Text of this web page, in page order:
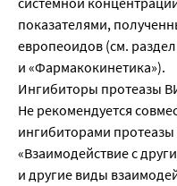
показателями,
европеоидов (см.
и «Фармакокинетика»).
Ингибиторы протеазы
Не рекомендуется
ингибиторами
«Взаимодействие с
и другие виды